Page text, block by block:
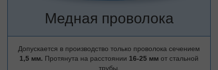
Медная проволока
Допускается в производство только проволока сечением
1,5 мм. Протянута на расстоянии 16-25 мм от стальной
трубы.